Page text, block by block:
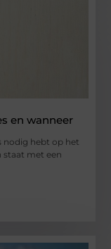
en wanneer
nodig hebt op het
met een